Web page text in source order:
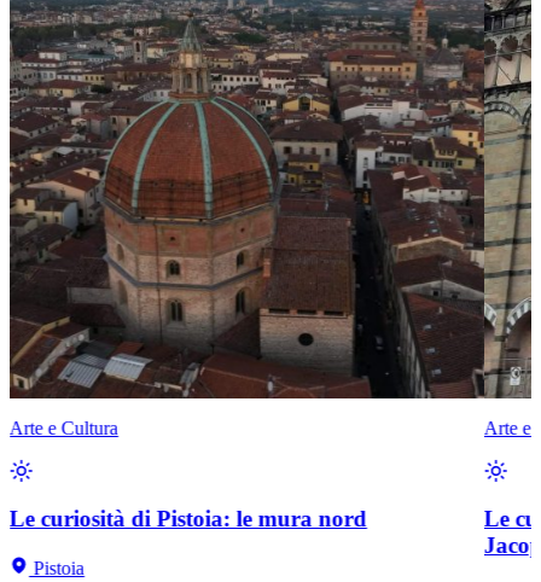
Arte e Cultura
Le curiosità di Pistoia: le mura nord
Pistoia
Arte e
Le